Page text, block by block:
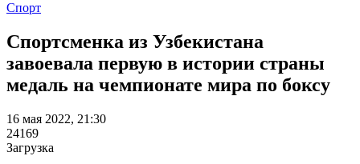
Спорт
Спортсменка из Узбекистана
завоевала первую в истории страны
медаль на чемпионате мира по боксу
16 мая 2022, 21:30
24169
Загрузка